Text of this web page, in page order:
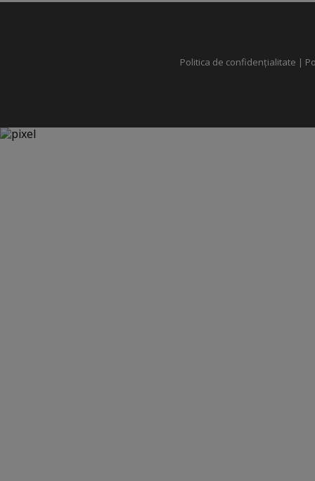
Politica de confidențialitate |